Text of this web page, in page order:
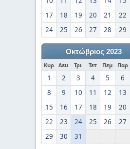
17
18 19 20 21 22
24
25 26 27 28 29
Οκτώβριος 2023
Κυρ Δευ Τρι Τετ Πεμ Παρ
1 2 3 4 5 6
8
9 10 11 12 13
15
16 17 18 19 20
22
23 24 25 26 27
29
30 31